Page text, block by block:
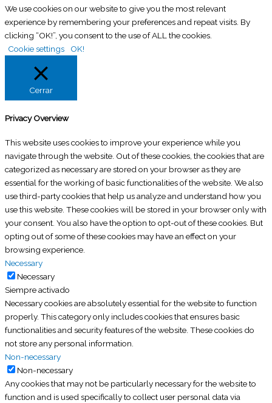
agencias del sector. En BIF Digital, cada pieza de
content marketing se escribe con criterios GEO:
entidades nombradas explícitas, estructura
semántica clara y respuestas directas en formato
Schema.org FAQPage.
—indexación y mejoras de posición— se aprecian
entre las semanas 4 y 8. Aparición en featured
snippets AEO, entre el mes 2 y el mes 4. Generación
consistente de leads orgánicos y primeras
contenido publicado sigue generando tráfico y leads
indefinidamente, a diferencia de la publicidad
We use cookies on our website to give you the most relevant
experience by remembering your preferences and repeat visits. By
clicking “OK!”, you consent to the use of ALL the cookies.
Cookie settings
OK!
Cerrar
Privacy Overview
This website uses cookies to improve your experience while you
navigate through the website. Out of these cookies, the cookies that are
categorized as necessary are stored on your browser as they are
essential for the working of basic functionalities of the website. We also
use third-party cookies that help us analyze and understand how you
use this website. These cookies will be stored in your browser only with
your consent. You also have the option to opt-out of these cookies. But
opting out of some of these cookies may have an effect on your
browsing experience.
Necessary
Necessary
Siempre activado
Necessary cookies are absolutely essential for the website to function
properly. This category only includes cookies that ensures basic
functionalities and security features of the website. These cookies do
not store any personal information.
Non-necessary
Non-necessary
Any cookies that may not be particularly necessary for the website to
function and is used specifically to collect user personal data via